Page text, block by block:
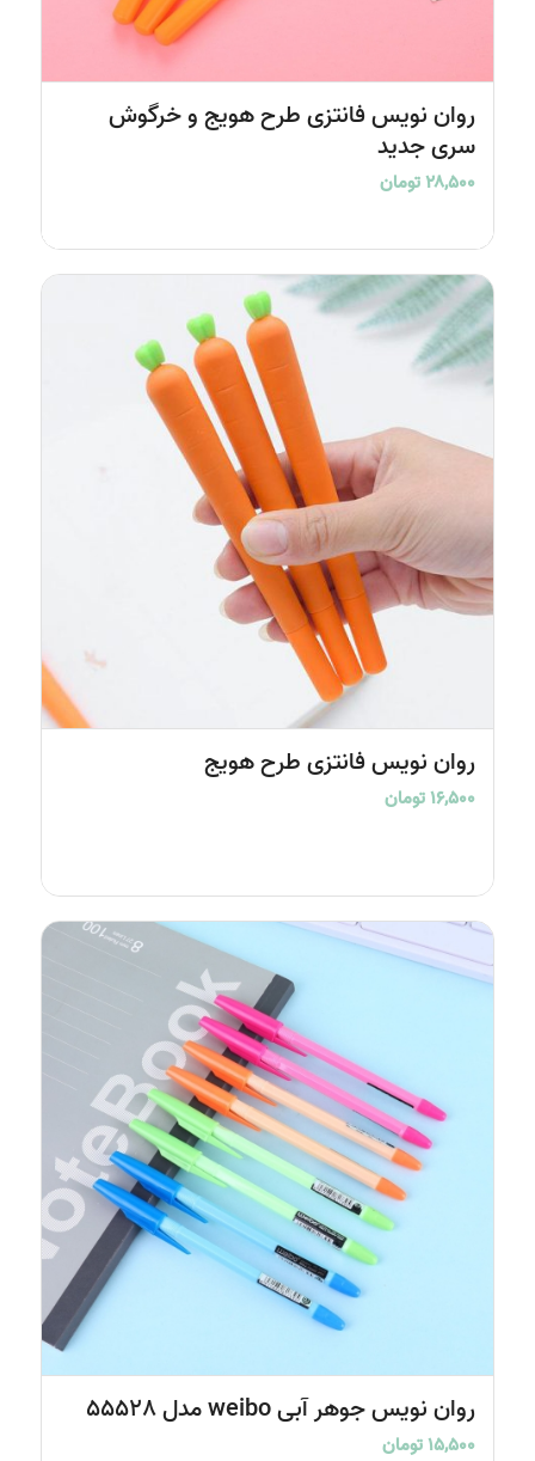
5.00
روان نویس فانتزی طرح هویج و خرگوش
سری جدید
۲۸,۵۰۰تومان
5.00
روان نویس فانتزی طرح هویج
۱۶,۵۰۰تومان
4.50
روان نویس جوهر آبی weibo مدل 55528
۱۵,۵۰۰تومان